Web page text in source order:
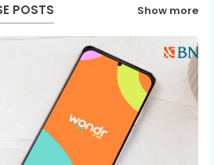
POSTS Show more